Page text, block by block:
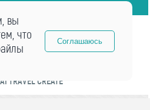
TRAVEL CREATE
вы
что
Соглашаюсь